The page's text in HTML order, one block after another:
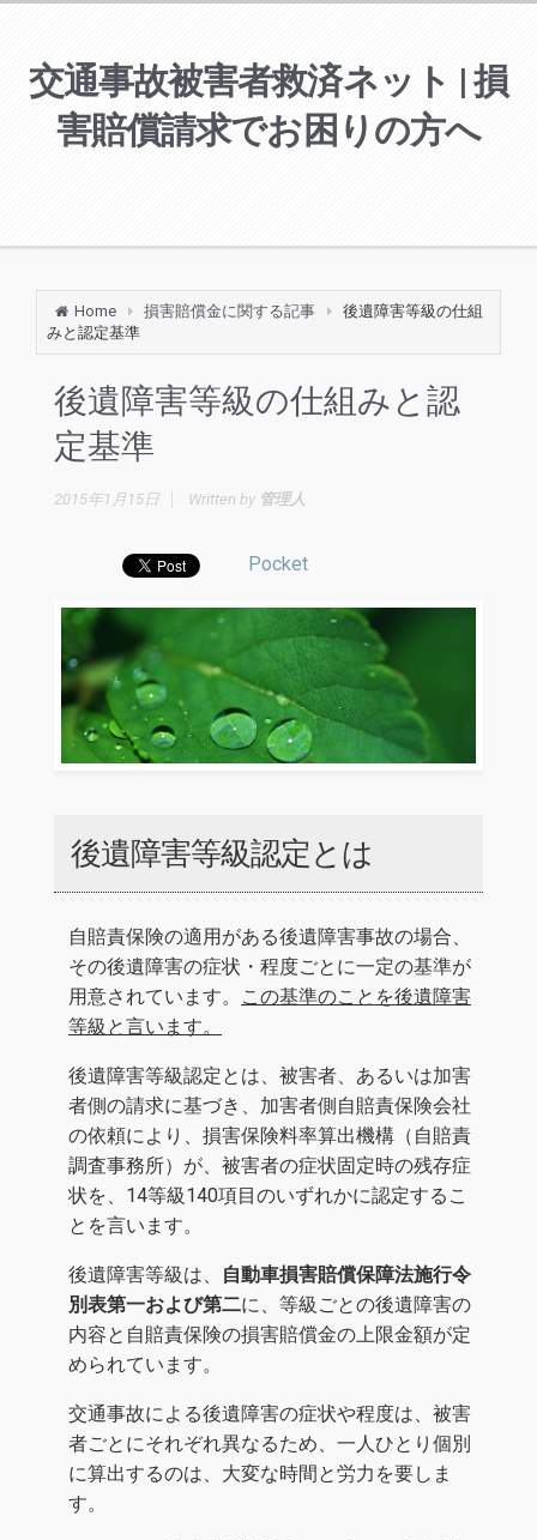
交通事故被害者救済ネット | 損
害賠償請求でお困りの方へ
Home 損害賠償金に関する記事
後遺障害等級の仕組
みと認定基準
後遺障害等級の仕組みと認
定基準
2015年1月15日 Written by 管理人
Pocket
後遺障害等級認定とは
自賠責保険の適用がある後遺障害事故の場合、
その後遺障害の症状・程度ごとに一定の基準が
用意されています。
この基準のことを後遺障害
等級と言います。
後遺障害等級認定とは、被害者、あるいは加害
者側の請求に基づき、加害者側自賠責保険会社
の依頼により、損害保険料率算出機構（自賠責
調査事務所）が、被害者の症状固定時の残存症
状を、14等級140項目のいずれかに認定するこ
とを言います。
後遺障害等級は、
自動車損害賠償保障法施行令
別表第一および第二に、等級ごとの後遺障害の
内容と自賠責保険の損害賠償金の上限金額が定
められています。
交通事故による後遺障害の症状や程度は、被害
者ごとにそれぞれ異なるため、一人ひとり個別
に算出するのは、大変な時間と労力を要しま
す。